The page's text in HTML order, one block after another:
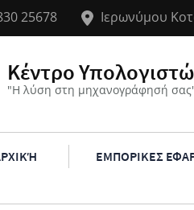
25678 Ιερωνύμου
Κέντρο
"Η λύση στη μηχανογράφησή
ΕΜΠΟΡΙΚΕΣ